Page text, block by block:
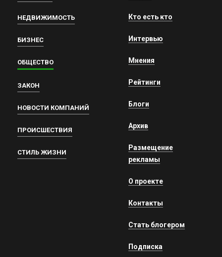
НЕДВИЖИМОСТЬ
БИЗНЕС
ОБЩЕСТВО
ЗАКОН
НОВОСТИ КОМПАНИЙ
ПРОИСШЕСТВИЯ
СТИЛЬ ЖИЗНИ
Кто есть кто
Интервью
Мнения
Рейтинги
Блоги
Архив
Размещение
рекламы
О проекте
Контакты
Стать блогером
Подписка